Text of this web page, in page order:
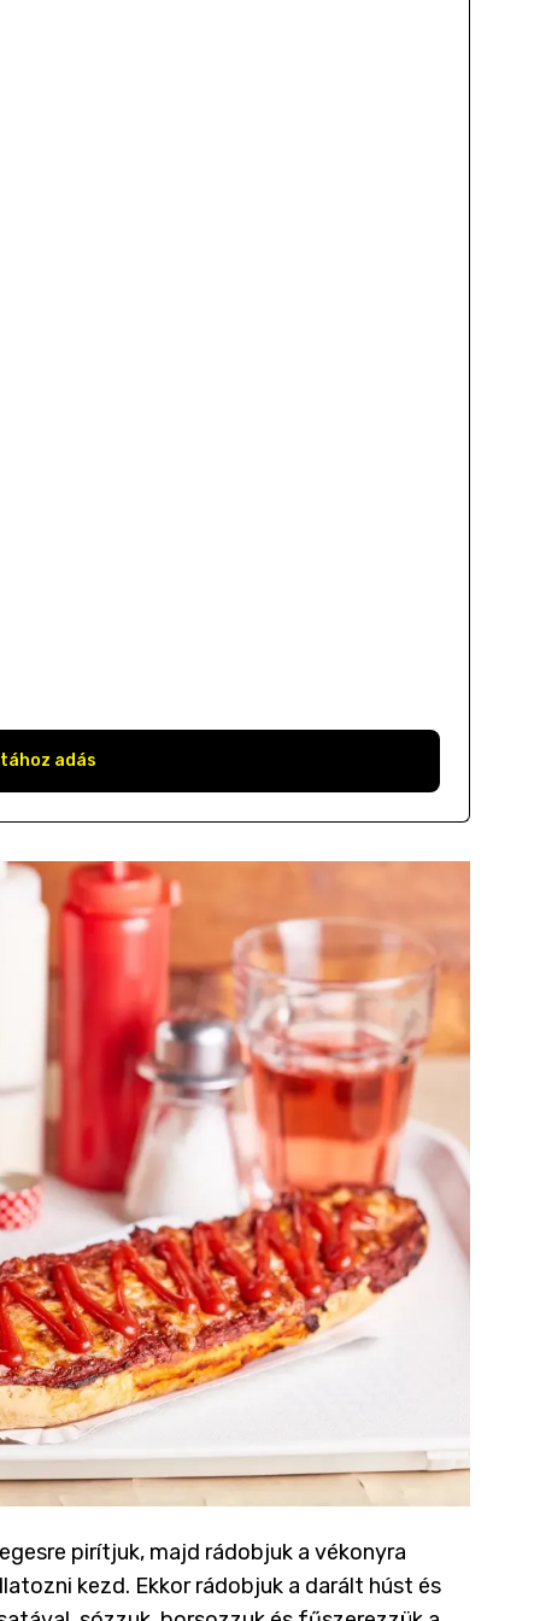
adás
pirítjuk, majd rádobjuk a vékonyra
kezd. Ekkorrádobjuk a darált húst és